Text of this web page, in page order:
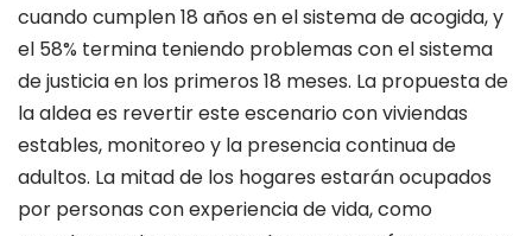
cuando cumplen 18 años en el sistema de acogida, y
el 58% termina teniendo problemas con el sistema
de justicia en los primeros 18 meses. La propuesta de
la aldea es revertir este escenario con viviendas
estables, monitoreo y la presencia continua de
adultos. La mitad de los hogares estarán ocupados
por personas con experiencia de vida, como